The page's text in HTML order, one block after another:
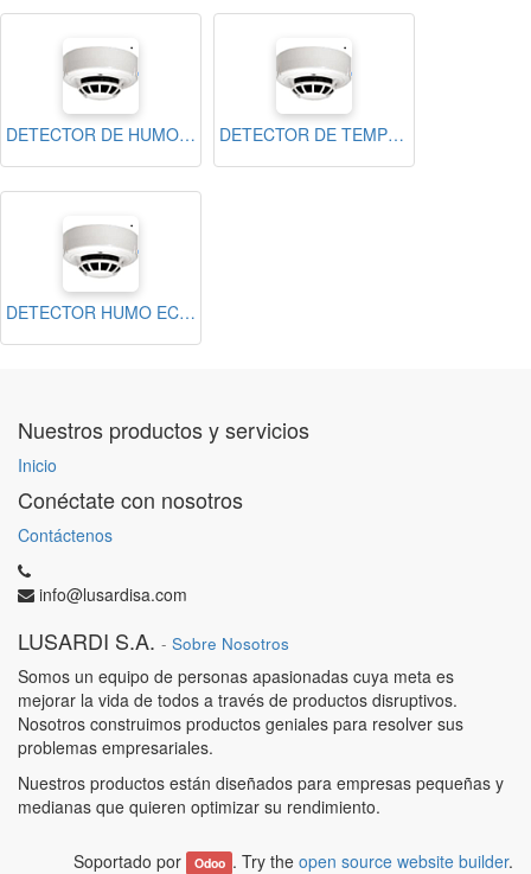
DETECTOR DE HUMO ECO1002 FOTOELECTRICO TERMICO N.A DETECTOR DE TEMPERATURA ECO-1005 (NO INCLUYE BASE) N.A
DETECTOR HUMO ECO1003BLINK PHOTOELECTRICO CON LED REQUIERE BASE N.A
Nuestros productos y servicios
Inicio
Conéctate con nosotros
Contáctenos
info@lusardisa.com
LUSARDI S.A. - Sobre Nosotros
Somos un equipo de personas apasionadas cuya meta es
mejorar la vida de todos a través de productos disruptivos.
Nosotros construimos productos geniales para resolver sus
problemas empresariales.
Nuestros productos están diseñados para empresas pequeñas y
medianas que quieren optimizar su rendimiento.
Soportado por Odoo . Try the open source website builder.